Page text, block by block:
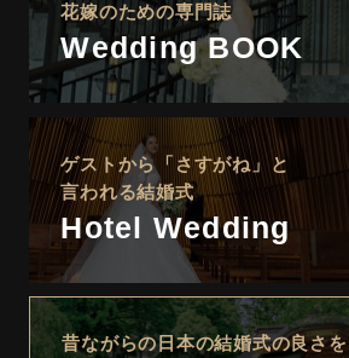
花嫁のための専門誌
Wedding BOOK
ゲストから「さすがね」と
言われる結婚式
Hotel Wedding
昔ながらの日本の結婚式の良さを